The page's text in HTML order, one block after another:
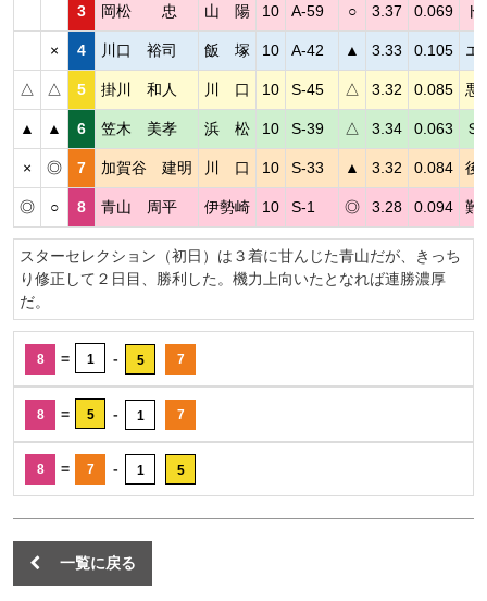
3 岡松 忠 山 陽 10 A-59 ○ 3.37 0.069
× 4 川口 裕司 飯 塚 10 A-42 ▲ 3.33 0.105 エ
△ △ 5 掛川 和人 川 口 10 S-45 △ 3.32 0.085 悪
▲ ▲ 6 笠木 美孝 浜 松 10 S-39 △ 3.34 0.063 Ｓ
× ◎ 7 加賀谷 建明 川 口 10 S-33 ▲ 3.32 0.084 後
◎ ○ 8 青山 周平 伊勢崎 10 S-1 ◎ 3.28 0.094 難
スターセレクション（初日）は３着に甘んじた青山だが、きっち
り修正して２日目、勝利した。機力上向いたとなれば連勝濃厚
だ。
8 = 1 - 5 7
8 = 5 - 1 7
8 = 7 - 1 5
一覧に戻る